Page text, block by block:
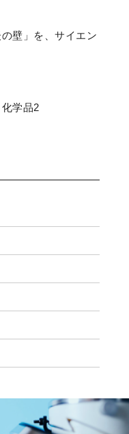
壁」を、サイエン
学品2